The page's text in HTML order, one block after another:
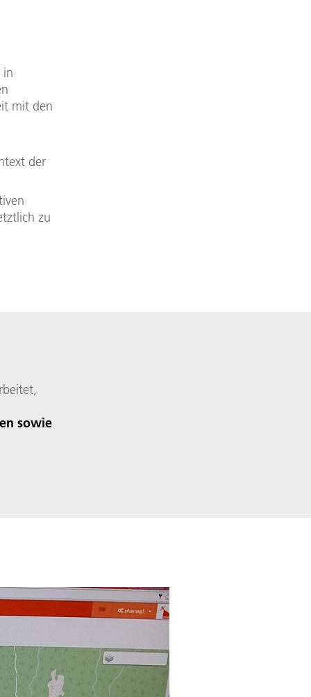
in
mit den
der
zu
sowie